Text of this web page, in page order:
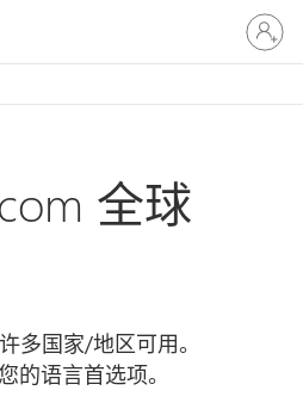
请
登
录
全球
多国家/地区可用。
的语言首选项。